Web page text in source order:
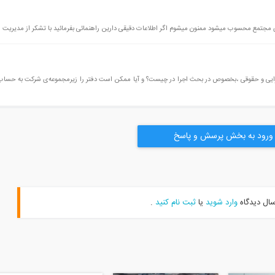
اجرایی و حقوقی ،بخصوص در بحث اجرا در چیست؟ و آیا ممکن است دفتر را زیرمجموعه‌ی شرکت به
ورود به بخش پرسش و پاسخ
دیدگاهوارد شوید یاثبت نام کنید .